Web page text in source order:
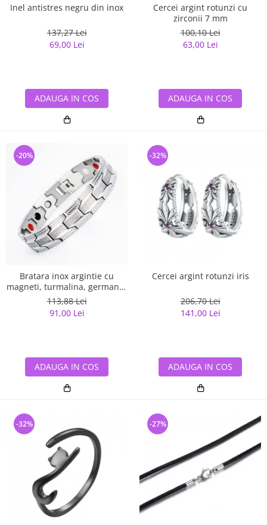
Inel antistres negru din inox
137,27 Lei
69,00 Lei
ADAUGA IN COS
Cercei argint rotunzi cu
zirconii 7 mm
100,10 Lei
63,00 Lei
ADAUGA IN COS
Bratara inox argintie cu
magneti, turmalina, germaniu
si anioni
113,88 Lei
91,00 Lei
-20%
ADAUGA IN COS
Cercei argint rotunzi iris
206,70 Lei
141,00 Lei
-32%
ADAUGA IN COS
-32% -27%